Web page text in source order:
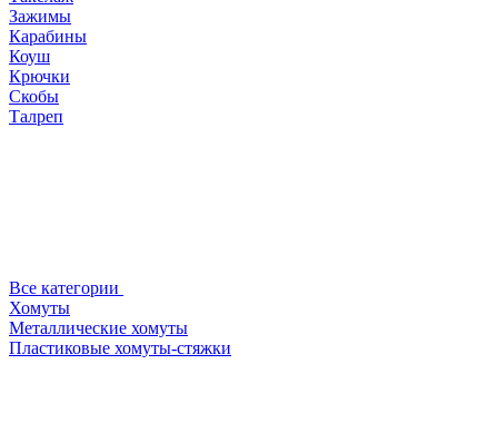
Зажимы
Карабины
Коуш
Крючки
Скобы
Талреп
Все категории
Хомуты
Металлические хомуты
Пластиковые хомуты-стяжки